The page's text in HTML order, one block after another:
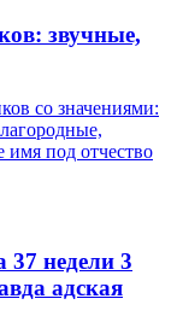
звучные,
со значениями:
под отчество
37 недели 3
адская